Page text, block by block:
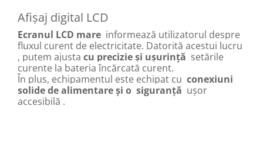
Afișaj digital LCD
Ecranul LCD mare informează utilizatorul despre
fluxul curent de electricitate. Datorită acestui lucru
, putem ajusta cu precizie și ușurință setările
curente la bateria încărcată curent.
În plus, echipamentul este echipat cu conexiuni
solide de alimentare și o siguranță ușor
accesibilă .